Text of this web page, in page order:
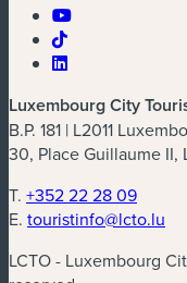
Luxembourg City
B.P. 181 | L2011
30, Place Guillaume II,
T. +352 22 28 09
E. touristinfo@lcto.lu
LCTO - Luxembourg